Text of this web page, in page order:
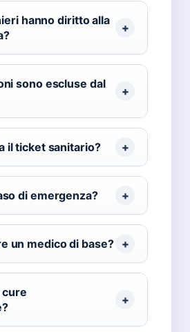
hanno diritto alla
sono escluse dal
il ticket sanitario?
di emergenza?
un medico di base?
cure